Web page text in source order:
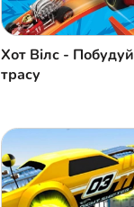
Хот Вілс - Побудуй
трасу